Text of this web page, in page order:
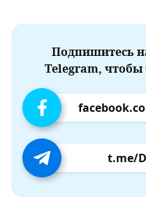
Подпишитесь
Telegram, чтобы
t.me/